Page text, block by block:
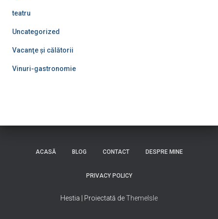
teatru
Uncategorized
Vacanţe şi călătorii
Vinuri-gastronomie
ACASĂ BLOG CONTACT DESPRE MINE
PRIVACY POLICY
Hestia | Proiectată deThemeIsle